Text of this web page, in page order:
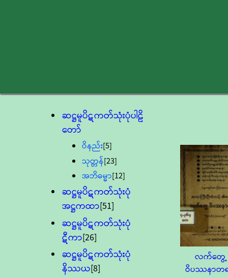
ဆဋ္ဌမူပိဋကတ်သုံးပုံပါဠိ
တော်
ဝိနည်း[5]
သုတ္တန်[23]
အဘိဓမ္မာ[12]
ဆဋ္ဌမူပိဋကတ်သုံးပုံ
အဋ္ဌကထာ[51]
ဆဋ္ဌမူပိဋကတ်သုံးပုံ
ဋီကာ[26]
ဆဋ္ဌမူပိဋကတ်သုံးပုံ
နိဿယ[8]
လက်တွေ့
ဝိပဿနာတရ